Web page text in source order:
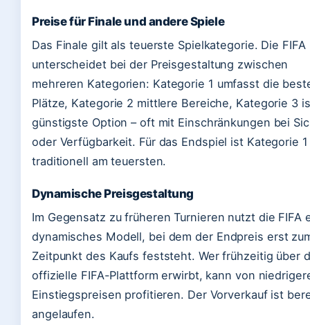
Preise für Finale und andere Spiele
Das Finale gilt als teuerste Spielkategorie. Die FIFA
unterscheidet bei der Preisgestaltung zwischen
mehreren Kategorien: Kategorie 1 umfasst die
Plätze, Kategorie 2 mittlere Bereiche, Kategorie 3
günstigste Option – oft mit Einschränkungen bei
oder Verfügbarkeit. Für das Endspiel ist Kategorie 1
traditionell am teuersten.
Dynamische Preisgestaltung
Im Gegensatz zu früheren Turnieren nutzt die FIFA
dynamisches Modell, bei dem der Endpreis erst
Zeitpunkt des Kaufs feststeht. Wer frühzeitig über
offizielle FIFA-Plattform erwirbt, kann von
Einstiegspreisen profitieren. Der Vorverkauf ist
angelaufen.